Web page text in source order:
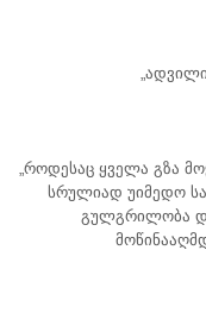
„როდესაც ყველა გზა
სრულიად უიმედო
გულგრილობა